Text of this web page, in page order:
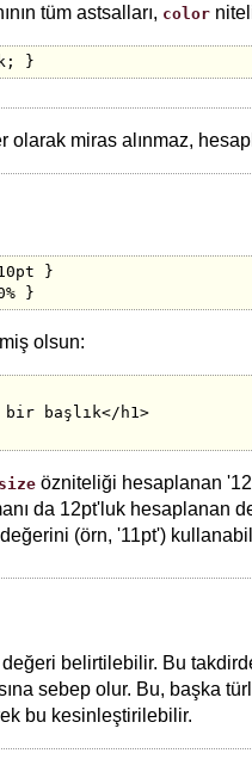
tüm astsalları, color
}
miras alınmaz,
}
}
olsun:
bir başlık</h1>
özniteliği hesaplanan
da 12pt'luk hesaplanan
(örn, '11pt')
değeri belirtilebilir. Bu
sebep olur. Bu, başka
bu kesinleştirilebilir.